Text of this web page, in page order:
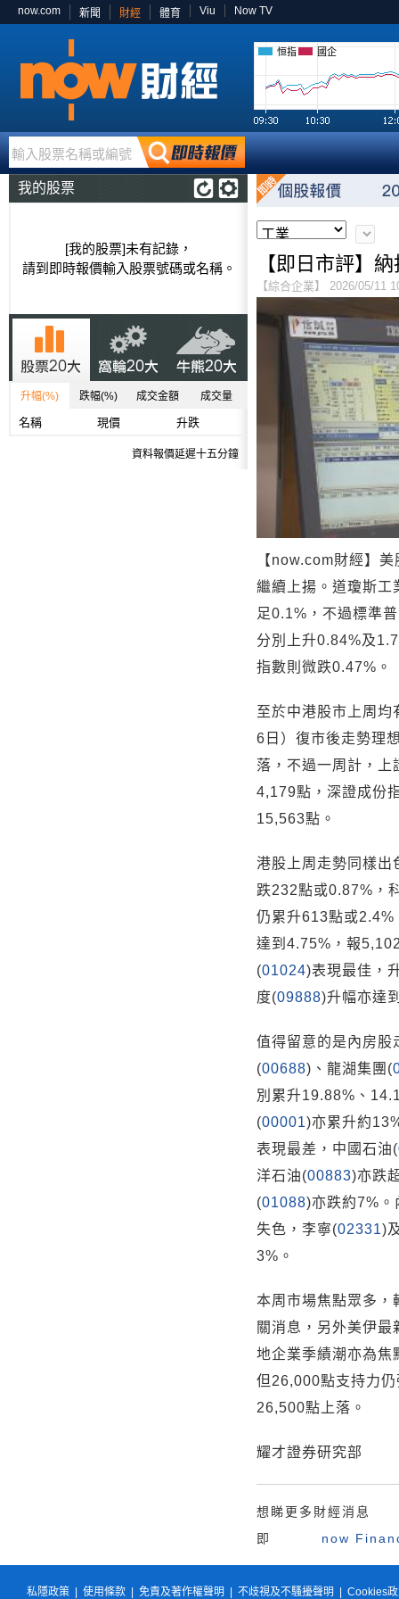
now.com 新聞 財經 體育 Viu Now TV
恒指 國企
輸入股票名稱或編號
我的股票
[我的股票]未有記錄，
請到即時報價輸入股票號碼或名稱。
升幅(%) 跌幅(%) 成交金額 成交量
名稱 現價 升跌
資料報價延遲十五分鐘
【即日市評】
【綜合企業】 2026/05/11
【now.com財經】
繼續上揚。道瓊斯工
足0.1%，不過標準
分別上升0.84%及
指數則微跌0.47%。
至於中港股市上周
6日）復市後走勢理
落，不過一周計，
4,179點，深證成份
15,563點。
港股上周走勢同樣出
跌232點或0.87%，
仍累升613點或
達到4.75%，報
(01024)表現最佳，
度(09888)升幅亦達
值得留意的是內房股
(00688)、龍湖集團(
別累升19.88%、
(00001)亦累升約
表現最差，中國石油(
洋石油(00883)亦跌
(01088)亦跌約7%。
失色，李寧(02331)
3%。
本周市場焦點眾多，
關消息，另外美伊
地企業季績潮亦為焦
但26,000點支持力
26,500點上落。
耀才證券研究部
想睇更多財經消息
即
now
私隱政策 使用條款 免責及著作權聲明 不歧視及不騷擾聲明 Cookies